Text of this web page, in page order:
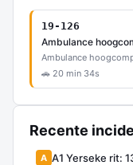
19-126
Ambulance
Ambulance
🚗 20 min 34s
Recente
A A1 Yerseke rit: